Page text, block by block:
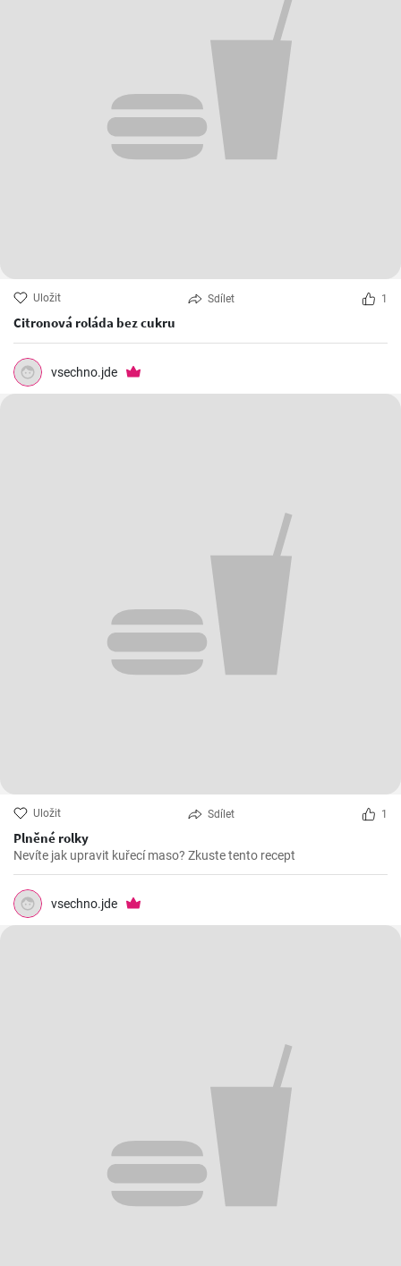
Uložit Sdílet 1
Citronová roláda bez cukru
vsechno.jde
Uložit Sdílet 1
Plněné rolky
Nevíte jak upravit kuřecí maso? Zkuste tento recept
vsechno.jde